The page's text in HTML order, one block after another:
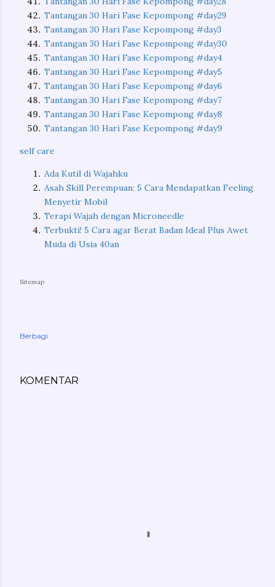
Tantangan 30 Hari Fase Kepompong #day29
Tantangan 30 Hari Fase Kepompong #day3
Tantangan 30 Hari Fase Kepompong #day30
Tantangan 30 Hari Fase Kepompong #day4
Tantangan 30 Hari Fase Kepompong #day5
Tantangan 30 Hari Fase Kepompong #day6
Tantangan 30 Hari Fase Kepompong #day7
Tantangan 30 Hari Fase Kepompong #day8
Tantangan 30 Hari Fase Kepompong #day9
self care
Ada Kutil di Wajahku
Asah Skill Perempuan: 5 Cara Mendapatkan Feeling
Menyetir Mobil
Terapi Wajah dengan Microneedle
Terbukti! 5 Cara agar Berat Badan Ideal Plus Awet
Muda di Usia 40an
Sitemap
Berbagi
KOMENTAR